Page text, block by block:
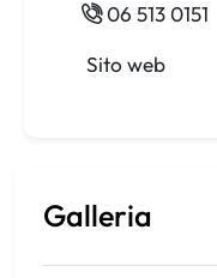
06 513 0151
Sito web
Galleria